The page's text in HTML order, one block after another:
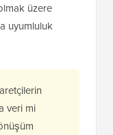
üzere
uyumluluk
veri mi